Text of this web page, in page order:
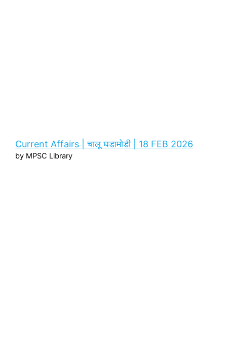
Current Affairs | चालू घडामोडी | 18 FEB 2026
by MPSC Library